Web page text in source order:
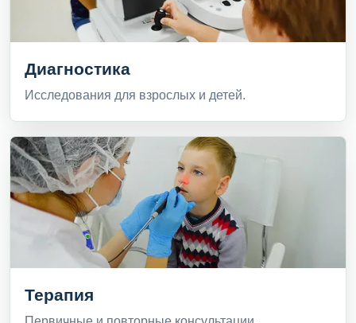
Диагностика
Исследования для взрослых и детей.
Терапия